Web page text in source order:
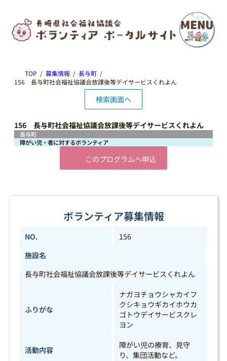
TOP 募集情報
長与町
156 長与町社会福祉協議会放課後等デイサービスくれよん
検索画面へ
156 長与町社会福祉協議会放課後等デイサービスくれよん
長与町
障がい児・者に対するボランティア
このプログラムへ申込
ボランティア募集情報
NO.
156
施設名
長与町社会福祉協議会放課後等デイサービスくれよん
ふりがな
ナガヨチョウシャカイフ
クシキョウギカイホウカ
ゴトウデイサービスクレ
ヨン
活動内容
障がい児の療育、見守
り、集団活動など。